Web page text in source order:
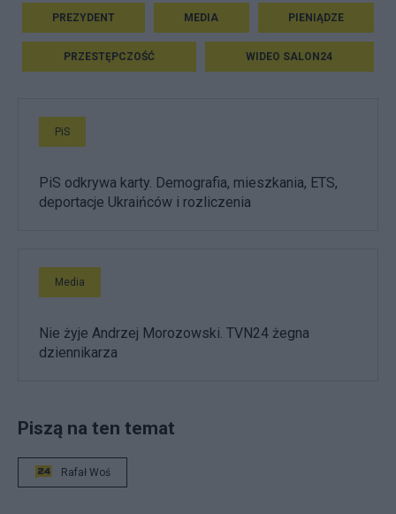
PREZYDENT MEDIA PIENIĄDZE
PRZESTĘPCZOŚĆ WIDEO SALON24
PiS
PiS odkrywa karty. Demografia, mieszkania, ETS,
deportacje Ukraińców i rozliczenia
Media
Nie żyje Andrzej Morozowski. TVN24 żegna
dziennikarza
Piszą na ten temat
Rafał Woś